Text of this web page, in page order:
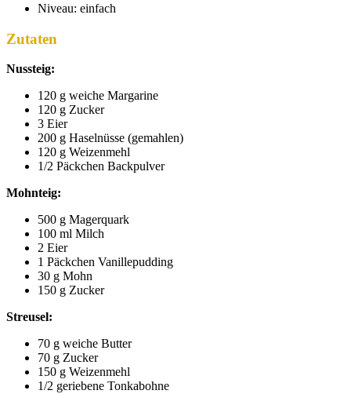
Niveau: einfach
Zutaten
Nussteig:
120 g weiche Margarine
120 g Zucker
3 Eier
200 g Haselnüsse (gemahlen)
120 g Weizenmehl
1/2 Päckchen Backpulver
Mohnteig:
500 g Magerquark
100 ml Milch
2 Eier
1 Päckchen Vanillepudding
30 g Mohn
150 g Zucker
Streusel:
70 g weiche Butter
70 g Zucker
150 g Weizenmehl
1/2 geriebene Tonkabohne